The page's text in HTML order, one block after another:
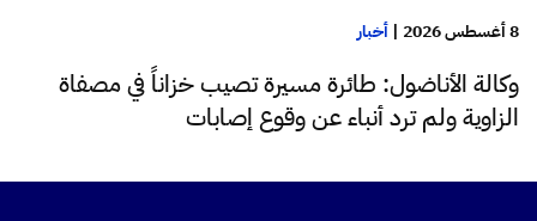
8 أغسطس 2026 | أخبار
وكالة الأناضول: طائرة مسيرة تصيب خزاناً في مصفاة
الزاوية ولم ترد أنباء عن وقوع إصابات